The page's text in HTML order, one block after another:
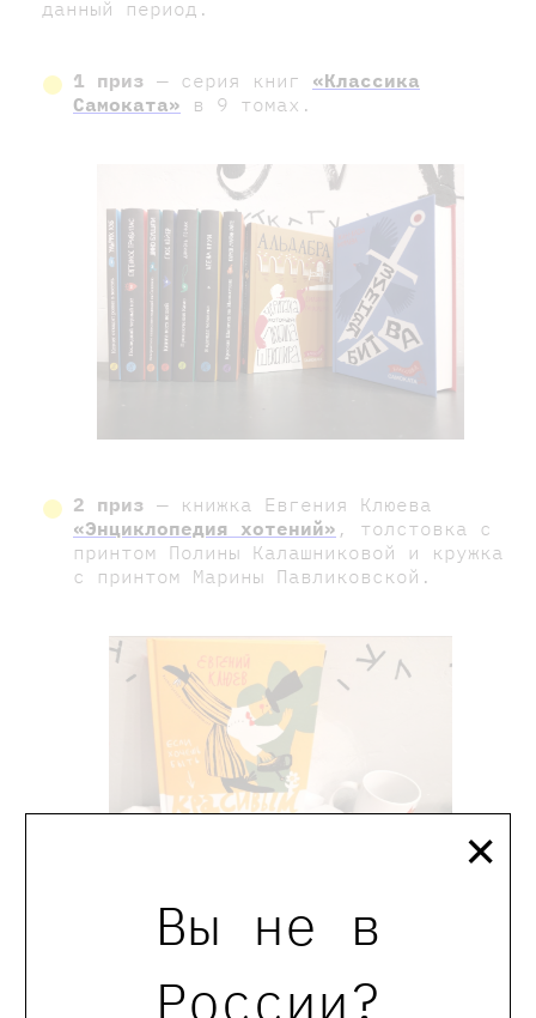
Вы не в
России?
×
данный период.
1 приз — серия книг «Классика
Самоката» в 9 томах.
2 приз — книжка Евгения Клюева
«Энциклопедия хотений» , толстовка с
принтом Полины Калашниковой и кружка
с принтом Марины Павликовской.